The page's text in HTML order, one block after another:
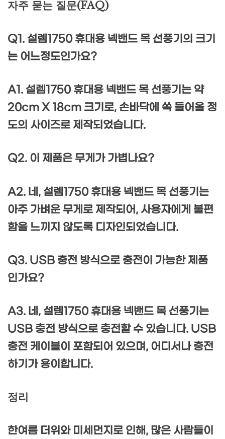
자주 묻는 질문(FAQ)
Q1. 설렘1750 휴대용 넥밴드 목 선풍기의 크기
는 어느정도인가요?
A1. 설렘1750 휴대용 넥밴드 목 선풍기는 약
20cm X 18cm 크기로, 손바닥에 쏙 들어올 정
도의 사이즈로 제작되었습니다.
Q2. 이 제품은 무게가 가볍나요?
A2. 네, 설렘1750 휴대용 넥밴드 목 선풍기는
아주 가벼운 무게로 제작되어, 사용자에게 불편
함을 느끼지 않도록 디자인되었습니다.
Q3. USB 충전 방식으로 충전이 가능한 제품
인가요?
A3. 네, 설렘1750 휴대용 넥밴드 목 선풍기는
USB 충전 방식으로 충전할 수 있습니다. USB
충전 케이블이 포함되어 있으며, 어디서나 충전
하기가 용이합니다.
정리
한여름 더위와 미세먼지로 인해, 많은 사람들이